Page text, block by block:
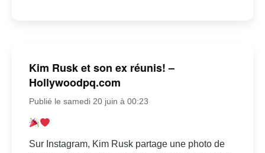
Kim Rusk et son ex réunis! –
Hollywoodpq.com
Publié le samedi 20 juin à 00:23
Sur Instagram, Kim Rusk partage une photo de